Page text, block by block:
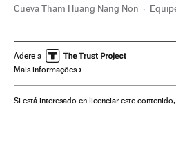
Cueva Tham Huang Nang Non
Emergências Ásia Acontecimentos
Adere a
Mais informações
Si está interesado en licenciar este